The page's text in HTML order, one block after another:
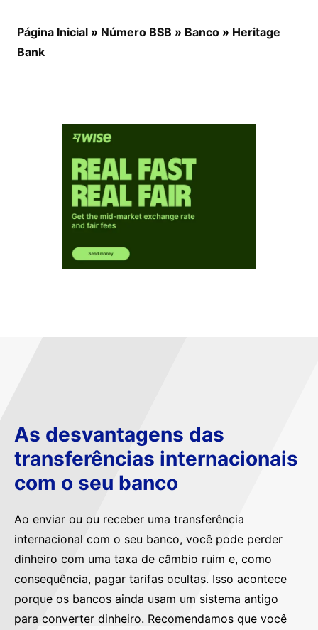
Página Inicial » Número BSB » Banco » Heritage
Bank
As desvantagens das
transferências internacionais
com o seu banco
Ao enviar ou ou receber uma transferência
internacional com o seu banco, você pode perder
dinheiro com uma taxa de câmbio ruim e, como
consequência, pagar tarifas ocultas. Isso acontece
porque os bancos ainda usam um sistema antigo
para converter dinheiro. Recomendamos que você